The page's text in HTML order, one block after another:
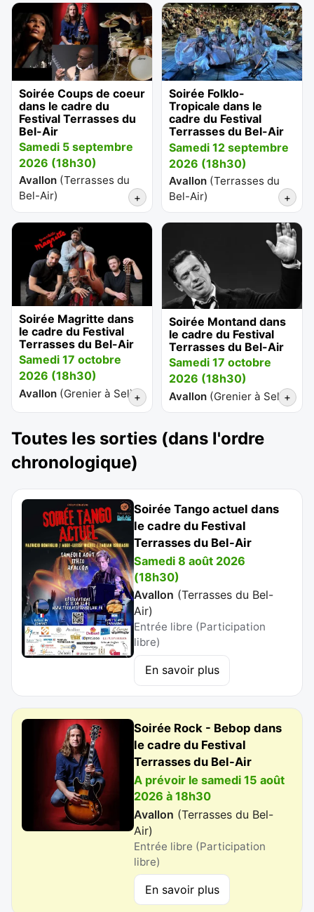
+
Soirée Coups de coeur
dans le cadre du
Festival Terrasses du
Bel-Air
Samedi 5 septembre
2026 (18h30)
Avallon(Terrasses du
Bel-Air) +
Soirée Folklo-
Tropicale dans le
cadre du Festival
Terrasses du Bel-Air
Samedi 12 septembre
2026 (18h30)
Avallon(Terrasses du
Bel-Air)
+
Soirée Magritte dans
le cadre du Festival
Terrasses du Bel-Air
Samedi 17 octobre
2026 (18h30)
Avallon(Grenier à Sel) +
Soirée Montand dans
le cadre du Festival
Terrasses du Bel-Air
Samedi 17 octobre
2026 (18h30)
Avallon(Grenier à Sel)
Toutes les sorties (dans l'ordre
chronologique)
Soirée Tango actuel dans
le cadre du Festival
Terrasses du Bel-Air
Samedi 8 août 2026
(18h30)
Avallon (Terrasses du Bel-
Air)
Entrée libre (Participation
libre)
En savoir plus
Soirée Rock - Bebop dans
le cadre du Festival
Terrasses du Bel-Air
A prévoir le samedi 15 août
2026 à 18h30
Avallon (Terrasses du Bel-
Air)
Entrée libre (Participation
libre)
En savoir plus